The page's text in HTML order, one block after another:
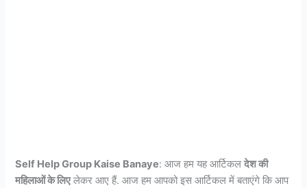
Self Help Group Kaise Banaye: आज हम यह आर्टिकलदेश की
महिलाओं के लिएलेकर आए हैं. आज हम आपको इस आर्टिकल में बताएंगे कि आप